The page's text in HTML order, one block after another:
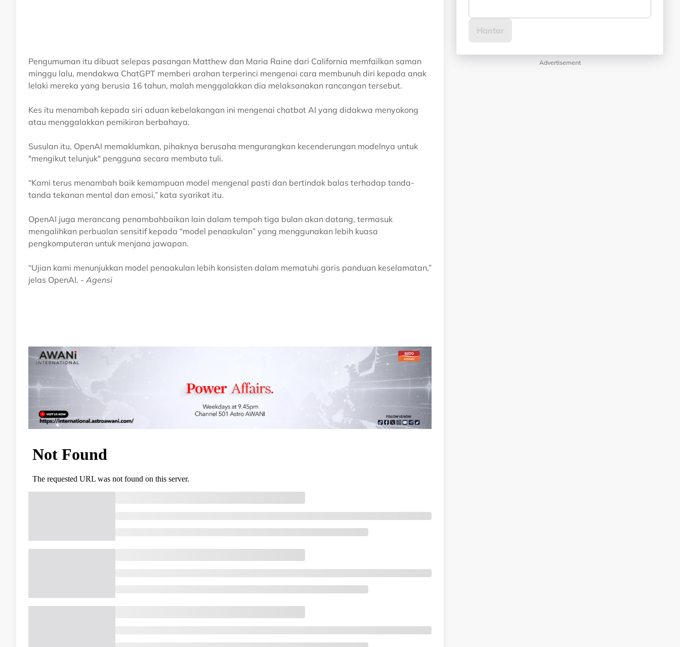
Pengumuman itu dibuat selepas pasangan Matthew dan Maria Raine dari California memfailkan saman
minggu lalu, mendakwa ChatGPT memberi arahan terperinci mengenai cara membunuh diri kepada anak
lelaki mereka yang berusia 16 tahun, malah menggalakkan dia melaksanakan rancangan tersebut.
Kes itu menambah kepada siri aduan kebelakangan ini mengenai chatbot AI yang didakwa menyokong
atau menggalakkan pemikiran berbahaya.
Susulan itu, OpenAI memaklumkan, pihaknya berusaha mengurangkan kecenderungan modelnya untuk
"mengikut telunjuk" pengguna secara membuta tuli.
“Kami terus menambah baik kemampuan model mengenal pasti dan bertindak balas terhadap tanda-
tanda tekanan mental dan emosi,” kata syarikat itu.
OpenAI juga merancang penambahbaikan lain dalam tempoh tiga bulan akan datang, termasuk
mengalihkan perbualan sensitif kepada “model penaakulan” yang menggunakan lebih kuasa
pengkomputeran untuk menjana jawapan.
“Ujian kami menunjukkan model penaakulan lebih konsisten dalam mematuhi garis panduan keselamatan,”
jelas OpenAI. - Agensi
Advertisement